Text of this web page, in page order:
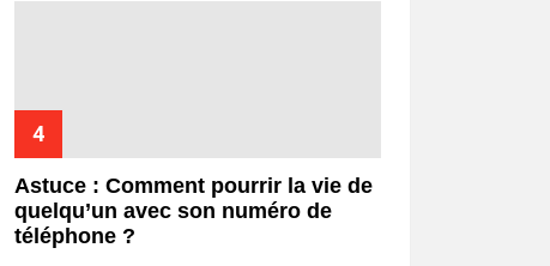
Astuce : Comment pourrir la vie de
quelqu’un avec son numéro de
téléphone ?